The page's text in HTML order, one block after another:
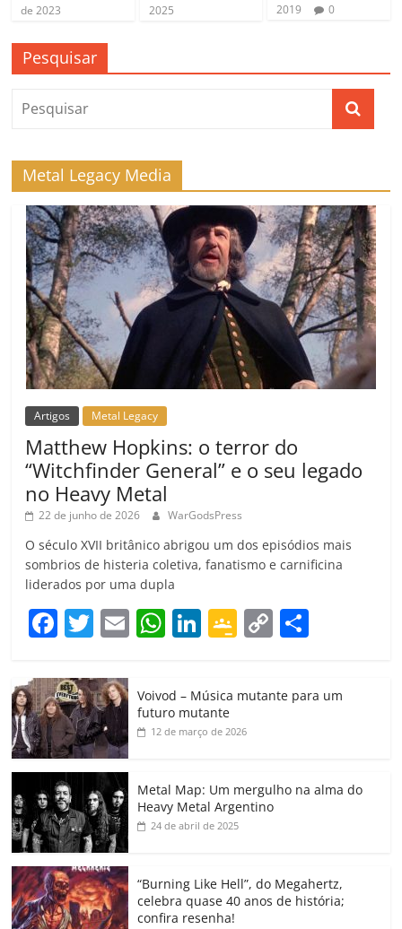
de 2023
2025
2019
0
Pesquisar
Metal Legacy Media
Artigos Metal Legacy
Matthew Hopkins: o terror do
“Witchfinder General” e o seu legado
no Heavy Metal
22 de junho de 2026 WarGodsPress
O século XVII britânico abrigou um dos episódios mais
sombrios de histeria coletiva, fanatismo e carnificina
liderados por uma dupla
F
c
e
b
o
o
k
T
itt
er
E
ai
W
at
s
A
p
Li
k
e
dI
G
gl
e
a
ss
o
m
C
y
k
p
h
Voivod – Música mutante para um
futuro mutante
12 de março de 2026
Metal Map: Um mergulho na alma do
Heavy Metal Argentino
24 de abril de 2025
“Burning Like Hell”, do Megahertz,
celebra quase 40 anos de história;
confira resenha!